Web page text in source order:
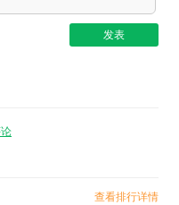
查看排行详情